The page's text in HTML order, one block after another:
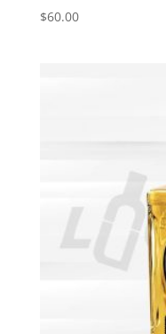
$60.00